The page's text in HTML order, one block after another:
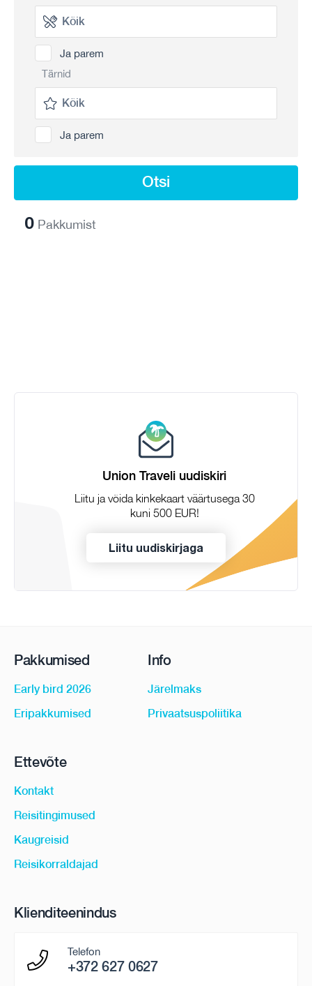
Ja parem
Tärnid
Ja parem
Otsi
0 Pakkumist
Union Traveli uudiskiri
Liitu ja võida kinkekaart väärtusega 30
kuni 500 EUR!
Liitu uudiskirjaga
Pakkumised
Early bird 2026
Eripakkumised
Info
Järelmaks
Privaatsuspoliitika
Ettevõte
Kontakt
Reisitingimused
Kaugreisid
Reisikorraldajad
Klienditeenindus
Telefon
+372 627 0627